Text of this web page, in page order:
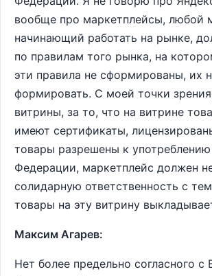
вообще про маркетплейсы, любой
начинающий работать на рынке,
по правилам того рынка, на
эти правила не сформированы, их
формировать. С моей точки
витрины, за то, что на витрине
имеют сертификаты,
товары разрешены к
Федерации, маркетплейс должен
солидарную ответственность с
товары на эту витрину
Максим Агарев:
Нет более предельно согласного с